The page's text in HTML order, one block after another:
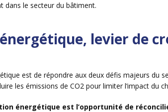
dans le secteur du bâtiment.
levier de
est de répondre aux deux défis majeurs du
les émissions de CO2 pour limiter l’impact du
énergétique est l’opportunité de